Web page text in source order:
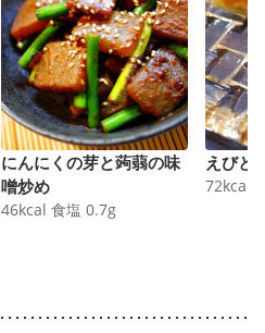
にんにくの芽と蒟蒻の味
噌炒め
46kcal 食塩 0.7g
えびと
72kcal